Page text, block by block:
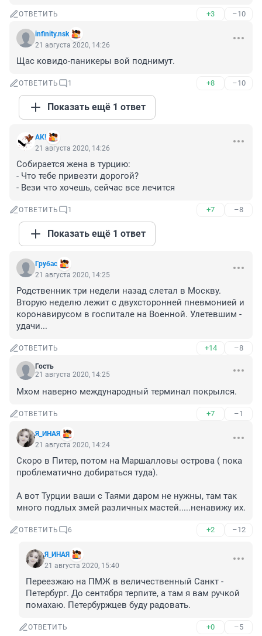
ОТВЕТИТЬ +3 –10
infinity.nsk
21 августа 2020, 14:26
Щас ковидо-паникеры вой поднимут.
ОТВЕТИТЬ 1 +8 –10
Показать ещё 1 ответ
АК!
21 августа 2020, 14:26
Собирается жена в турцию:
- Что тебе привезти дорогой?
- Вези что хочешь, сейчас все лечится
ОТВЕТИТЬ 1 +7 –8
Показать ещё 1 ответ
Грубас
21 августа 2020, 14:25
Родственник три недели назад слетал в Москву.
Вторую неделю лежит с двухсторонней пневмонией и
коронавирусом в госпитале на Военной. Улетевшим -
удачи...
ОТВЕТИТЬ +14 –8
Гость
21 августа 2020, 14:25
Мхом наверно международный терминал покрылся.
ОТВЕТИТЬ +7 –1
Я_ИНAЯ
21 августа 2020, 14:24
Скоро в Питер, потом на Маршалловы острова ( пока
проблематично добираться туда).
А вот Турции ваши с Таями даром не нужны, там так
много подлых змей различных мастей.....ненавижу их.
ОТВЕТИТЬ 6 +2 –12
Я_ИНAЯ
21 августа 2020, 15:40
Переезжаю на ПМЖ в величественный Санкт -
Петербург. До сентября терпите, а там я вам ручкой
помахаю. Петербуржцев буду радовать.
ОТВЕТИТЬ +0 –5